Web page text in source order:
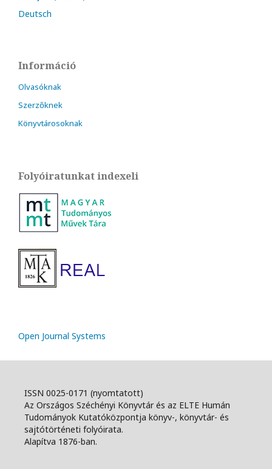
Deutsch
Információ
Olvasóknak
Szerzőknek
Könyvtárosoknak
Folyóiratunkat indexeli
Open Journal Systems
ISSN 0025-0171 (nyomtatott)
Az Országos Széchényi Könyvtár és az ELTE Humán
Tudományok Kutatóközpontja könyv-, könyvtár- és
sajtótörténeti folyóirata.
Alapítva 1876-ban.